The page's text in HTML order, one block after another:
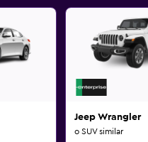
Jeep Wrangler
o SUV similar